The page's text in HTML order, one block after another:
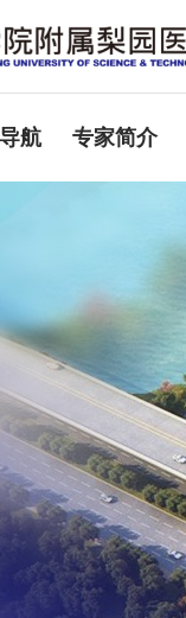
航 专家简介